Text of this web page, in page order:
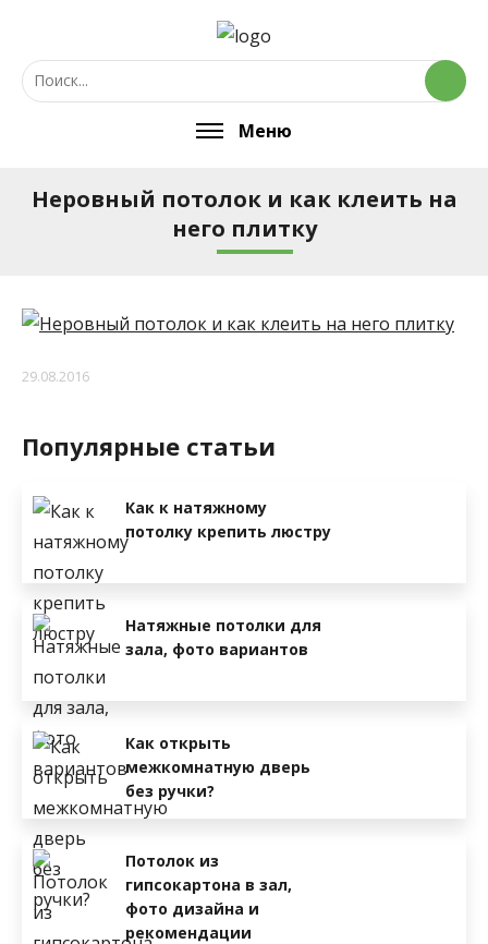
Меню
Неровный потолок и как клеить на
него плитку
29.08.2016
Популярные статьи
Как к натяжному
потолку крепить люстру
Натяжные потолки для
зала, фото вариантов
Как открыть
межкомнатную дверь
без ручки?
Потолок из
гипсокартона в зал,
фото дизайна и
рекомендации